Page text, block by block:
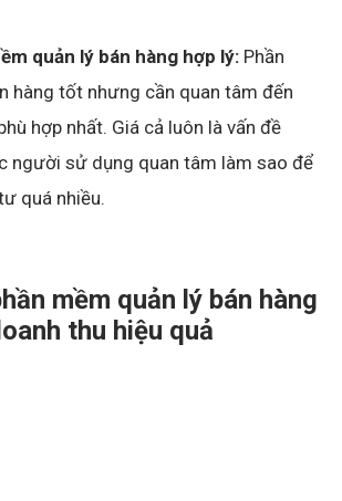
quản lý bán hàng hợp lý: Phần
hàng tốt nhưng cần quan tâm đến
hợp nhất. Giá cả luôn là vấn đề
người sử dụng quan tâm làm sao để
quá nhiều.
mềm quản lý bán hàng
thu hiệu quả